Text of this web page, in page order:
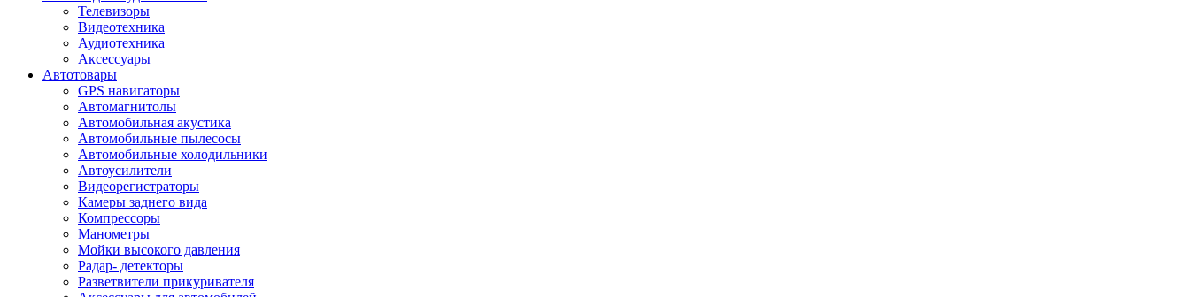
Телевизоры
Видеотехника
Аудиотехника
Аксессуары
Автотовары
GPS навигаторы
Автомагнитолы
Автомобильная акустика
Автомобильные пылесосы
Автомобильные холодильники
Автоусилители
Видеорегистраторы
Камеры заднего вида
Компрессоры
Манометры
Мойки высокого давления
Радар- детекторы
Разветвители прикуривателя